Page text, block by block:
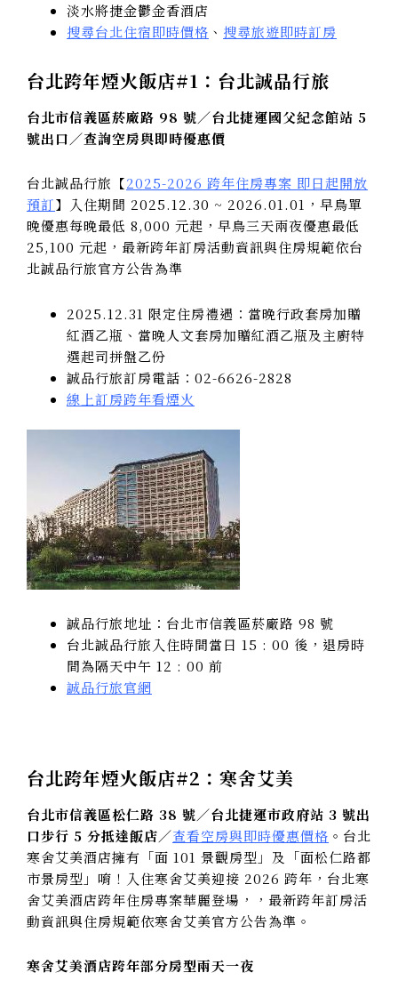
淡水將捷金鬱金香酒店
搜尋台北住宿即時價格 、 搜尋旅遊即時訂房
台北跨年煙火飯店#1：台北誠品行旅
台北市信義區菸廠路 98 號／台北捷運國父紀念館站 5
號出口／查詢空房與即時優惠價
台北誠品行旅【2025-2026 跨年住房專案 即日起開放
預訂】入住期間 2025.12.30 ~ 2026.01.01，早鳥單
晚優惠每晚最低 8,000 元起，早鳥三天兩夜優惠最低
25,100 元起，最新跨年訂房活動資訊與住房規範依台
北誠品行旅官方公告為準
2025.12.31 限定住房禮遇：當晚行政套房加贈
紅酒乙瓶、當晚人文套房加贈紅酒乙瓶及主廚特
選起司拼盤乙份
誠品行旅訂房電話：02-6626-2828
線上訂房跨年看煙火
誠品行旅地址：台北市信義區菸廠路 98 號
台北誠品行旅入住時間當日 15 : 00 後，退房時
間為隔天中午 12 : 00 前
誠品行旅官網
台北跨年煙火飯店#2： 寒舍艾美
台北市信義區松仁路 38 號／台北捷運市政府站 3 號出
口步行 5 分抵達飯店／查看空房與即時優惠價格 。台北
寒舍艾美酒店擁有「面 101 景觀房型」及「面松仁路都
市景房型」唷！入住寒舍艾美迎接 2026 跨年，台北寒
舍艾美酒店跨年住房專案華麗登場，，最新跨年訂房活
動資訊與住房規範依寒舍艾美官方公告為準。
寒舍艾美酒店跨年部分房型兩天一夜